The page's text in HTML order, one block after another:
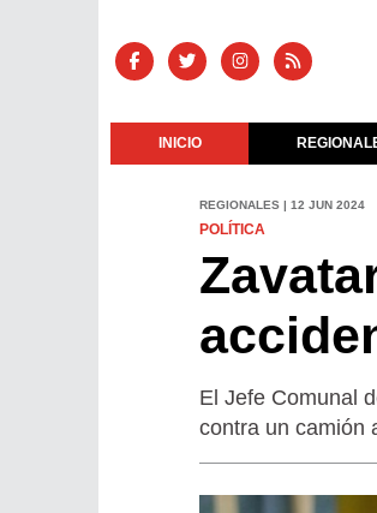
INICIO
REGIONALES | 12 JUN 2024
POLÍTICA
El Jefe Comunal
contra un camión